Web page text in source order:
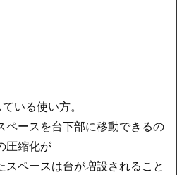
いる使い方。
ースを台下部に移動できるの
圧縮化が
ペースは台が増設されること